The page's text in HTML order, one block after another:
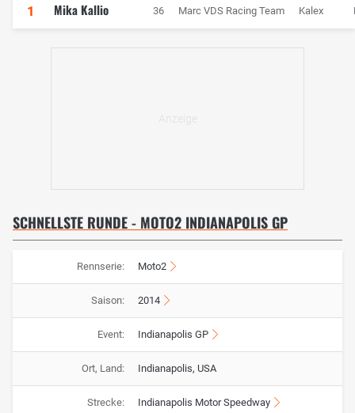
1 Mika Kallio 36 Marc VDS Racing Team Kalex
SCHNELLSTE RUNDE - MOTO2 INDIANAPOLIS GP
Rennserie: Moto2
Saison: 2014
Event: Indianapolis GP
Ort, Land: Indianapolis, USA
Strecke: Indianapolis Motor Speedway